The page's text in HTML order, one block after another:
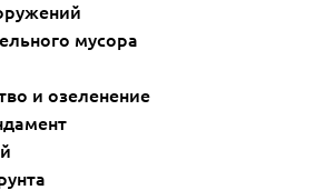
мусора
и озеленение